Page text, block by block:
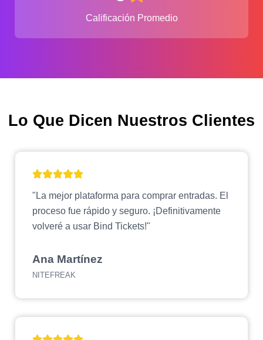
Calificación Promedio
Lo Que Dicen Nuestros Clientes
"La mejor plataforma para comprar entradas. El
proceso fue rápido y seguro. ¡Definitivamente
volveré a usar Bind Tickets!"
Ana Martínez
NITEFREAK